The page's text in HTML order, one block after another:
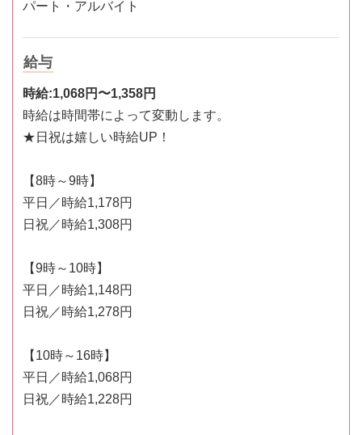
パート・アルバイト
給与
時給:1,068円〜1,358円
時給は時間帯によって変動します。
★日祝は嬉しい時給UP！
【8時～9時】
平日／時給1,178円
日祝／時給1,308円
【9時～10時】
平日／時給1,148円
日祝／時給1,278円
【10時～16時】
平日／時給1,068円
日祝／時給1,228円